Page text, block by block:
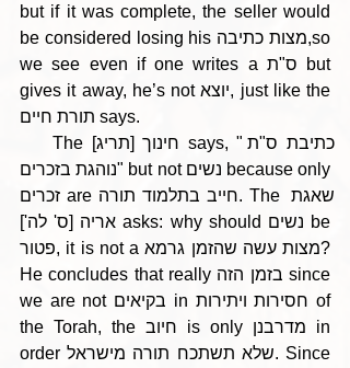
but if it was complete, the seller would
be considered losing his מצות כתיבה,so
we see even if one writes a ס"ת but
gives it away, he’s not יוצא, just like the
תורת חיים says.
    The [תריג] חינוך says, "כתיבת ס"ת
נוהגת בזכרים" but not נשים because only
זכרים are חייב בתלמוד תורה. The שאגת
אריה [ס' לה'] asks: why should נשים be
פטור, it is not a מצות עשה שהזמן גרמא?
He concludes that really בזמן הזה since
we are not בקיאים in חסירות ויתירות of
the Torah, the חיוב is only מדרבנן in
order שלא תשתכח תורה מישראל. Since